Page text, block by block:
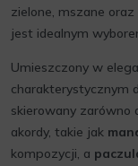
zielone, mszane
jest idealnym
Umieszczony w
charakterystycznym
skierowany zarówno
akordy, takie jak
kompozycji, a